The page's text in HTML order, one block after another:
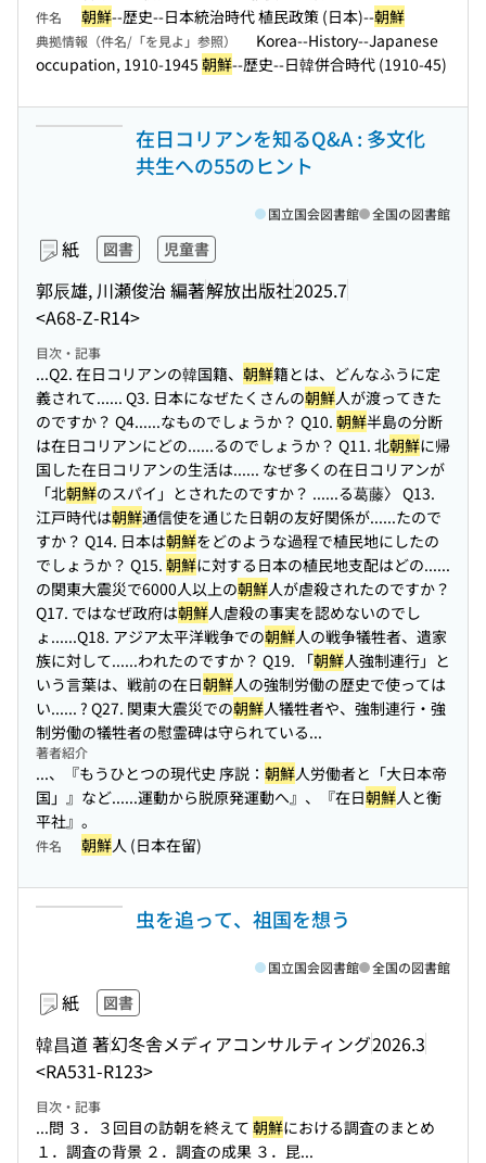
件名 朝鮮--歴史--日本統治時代 植民政策 (日本)--朝鮮
典拠情報（件名/「を見よ」参照）
Korea--History--Japanese
occupation, 1910-1945 朝鮮--歴史--日韓併合時代 (1910-45)
在日コリアンを知るQ&A : 多文化
共生への55のヒント
紙 図書 児童書
郭辰雄, 川瀬俊治 編著解放出版社2025.7
<A68-Z-R14>
国立国会図書館 全国の図書館
目次・記事
...Q2. 在日コリアンの韓国籍、 朝鮮籍とは、どんなふうに定
義されて...... Q3. 日本になぜたくさんの朝鮮人が渡ってきた
のですか？ Q4......なものでしょうか？ Q10. 朝鮮半島の分断
は在日コリアンにどの......るのでしょうか？ Q11. 北朝鮮に帰
国した在日コリアンの生活は...... なぜ多くの在日コリアンが
「北朝鮮のスパイ」とされたのですか？ ......る葛藤〉 Q13.
江戸時代は朝鮮通信使を通じた日朝の友好関係が......たので
すか？ Q14. 日本は朝鮮をどのような過程で植民地にしたの
でしょうか？ Q15. 朝鮮に対する日本の植民地支配はどの......
の関東大震災で6000人以上の朝鮮人が虐殺されたのですか？
Q17. ではなぜ政府は朝鮮人虐殺の事実を認めないのでし
ょ......Q18. アジア太平洋戦争での朝鮮人の戦争犠牲者、遺家
族に対して......われたのですか？ Q19. 「朝鮮人強制連行」と
いう言葉は、戦前の在日朝鮮人の強制労働の歴史で使っては
い...... ? Q27. 関東大震災での朝鮮人犠牲者や、強制連行・強
制労働の犠牲者の慰霊碑は守られている...
著者紹介
...、『もうひとつの現代史 序説： 朝鮮人労働者と「大日本帝
国」』など......運動から脱原発運動へ』、『在日朝鮮人と衡
平社』。
件名 朝鮮人 (日本在留)
虫を追って、祖国を想う
紙 図書
韓昌道 著幻冬舎メディアコンサルティング2026.3
<RA531-R123>
国立国会図書館 全国の図書館
目次・記事
...問 ３．３回目の訪朝を終えて 朝鮮における調査のまとめ
１．調査の背景 ２．調査の成果 ３．昆...